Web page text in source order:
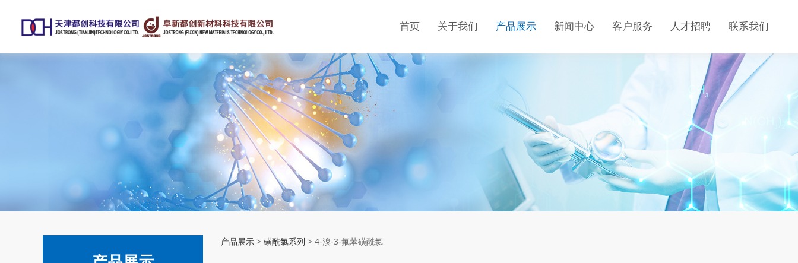
首页 关于我们 产品展示 新闻中心 客户服务 人才招聘 联系我们
4-溴-3-氟苯磺酰氯
产品展示 > 磺酰氯系列 > 4-溴-3-氟苯磺酰氯